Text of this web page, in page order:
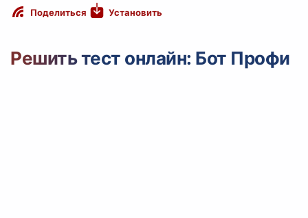
Режимы бота
Поделиться Установить
Решить тест онлайн: Бот Профи